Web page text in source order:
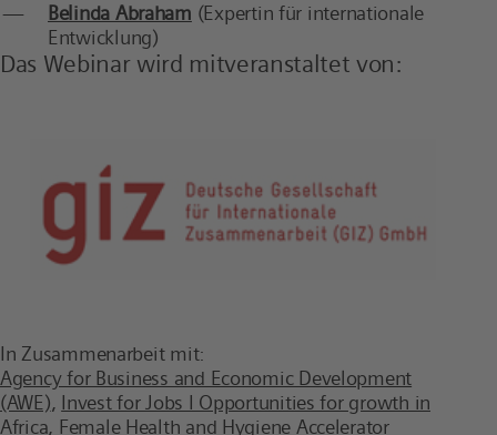
Belinda Abraham (Expertin für internationale
Entwicklung)
Das Webinar wird mitveranstaltet von:
In Zusammenarbeit mit:
Agency for Business and Economic Development
(AWE), Invest for Jobs I Opportunities for growth in
Africa, Female Health and Hygiene Accelerator